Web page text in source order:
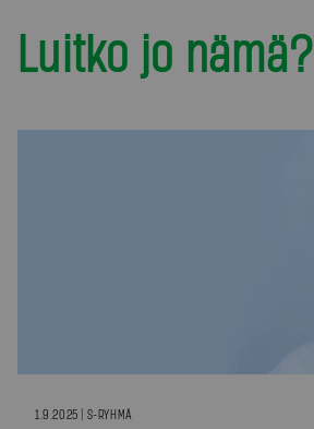
Luitko jo nämä?
1.9.2025 | S-RYHMÄ